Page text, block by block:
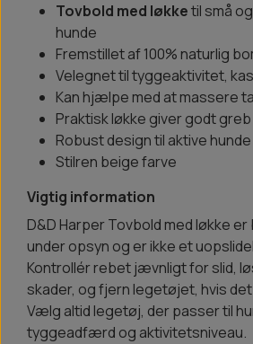
Tovbold med løkketil små
hunde
Fremstillet af 100% naturlig
Velegnet til tyggeaktivitet,
Kan hjælpe med at massere
Praktisk løkke giver godt greb
Robust design til aktive hunde
Stilren beige farve
Vigtig information
D&D Harper Tovbold med løkke
under opsyn og er ikke et
Kontrollér rebet jævnligt for slid,
skader, og fjern legetøjet, hvis
Vælg altid legetøj, der passer til
tyggeadfærd og aktivitetsniveau.